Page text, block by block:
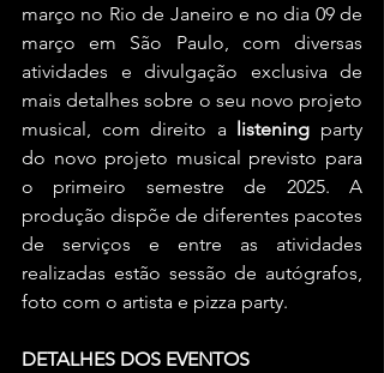
março no Rio de Janeiro e no dia 09 de
março em São Paulo, com diversas
atividades e divulgação exclusiva de
mais detalhes sobre o seu novo projeto
musical, com direito a listening party
do novo projeto musical previsto para
o primeiro semestre de 2025. A
produção dispõe de diferentes pacotes
de serviços e entre as atividades
realizadas estão sessão de autógrafos,
foto com o artista e pizza party.
DETALHES DOS EVENTOS